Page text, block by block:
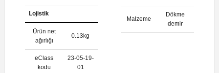
Lojistik
Ürün net
ağırlığı
0.13kg
eClass
kodu
23-05-19-
01
Malzeme
Dökme
demir